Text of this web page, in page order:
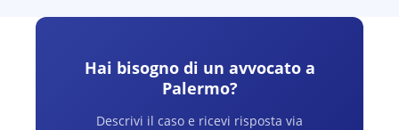
Hai bisogno di un avvocato a
Palermo?
Descrivi il caso e ricevi risposta via